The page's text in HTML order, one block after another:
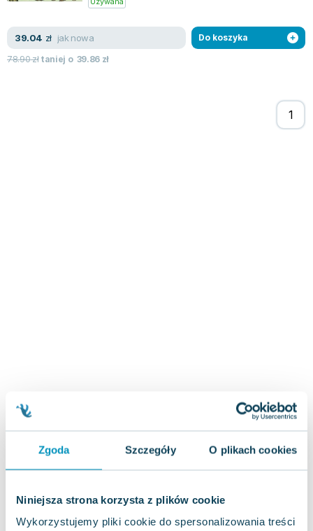
Zgoda Szczegóły O plikach cookies
Niniejsza strona korzysta z plików cookie
Wykorzystujemy pliki cookie do spersonalizowania treści
Agata Passent
Michel Moran
Maddie Ziegler
Leszek Czarnecki
Joanna Racewicz
Maria Seweryn
Eric Helms
Anna Prus (oprac.)
39.04 zł jak nowa
78.90złtaniej o 39.86 zł
Do koszyka